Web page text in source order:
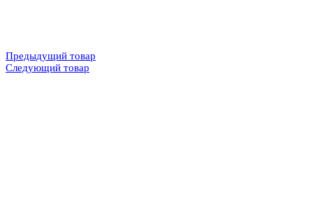
Предыдущий товар
Следующий товар